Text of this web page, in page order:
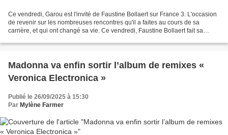
Ce vendredi, Garou est l'invité de Faustine Bollaert sur France 3. L'occasion
de revenir sur les nombreuses rencontres qu'il a faites au cours de sa
carrière, et qui ont changé sa vie. Ce vendredi, Faustine Bollaert fait sa
Madonna va enfin sortir l’album de remixes «
Veronica Electronica »
Publié le 26/09/2025 à 15:30
Par Mylène Farmer